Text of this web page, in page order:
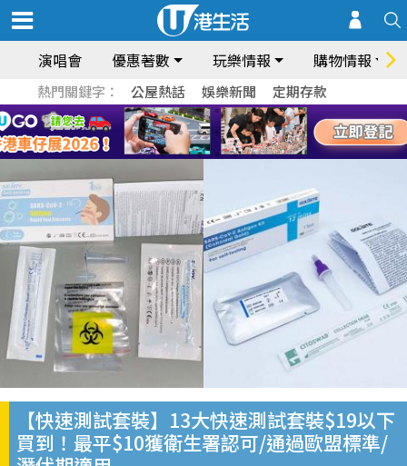
演唱會 優惠著數 玩樂情報 購物情報
熱門關鍵字： 公屋熱話 娛樂新聞 定期存款
【快速測試套裝】13大快速測試套裝$19以下
買到！最平$10獲衛生署認可/通過歐盟標準/